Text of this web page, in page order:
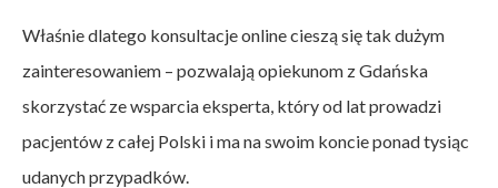
Właśnie dlatego konsultacje online cieszą się tak dużym
zainteresowaniem – pozwalają opiekunom z Gdańska
skorzystać ze wsparcia eksperta, który od lat prowadzi
pacjentów z całej Polski i ma na swoim koncie ponad tysiąc
udanych przypadków.